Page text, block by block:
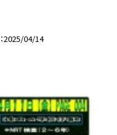
2025/04/14